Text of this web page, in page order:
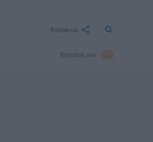
Follow us
Έντυπος «π»